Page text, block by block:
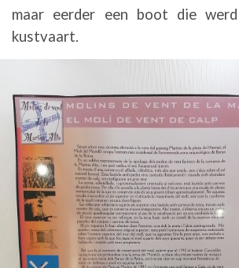
maar eerder een boot die
kustvaart.